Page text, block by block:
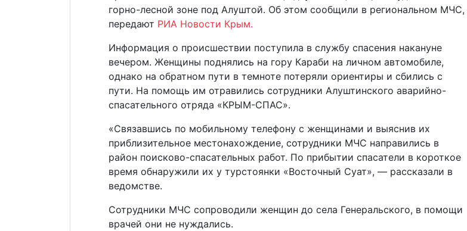
горно-лесной зоне под Алуштой. Об этом сообщили в региональном МЧС,
передают РИА Новости Крым.
Информация о происшествии поступила в службу спасения накануне
вечером. Женщины поднялись на гору Караби на личном автомобиле,
однако на обратном пути в темноте потеряли ориентиры и сбились с
пути. На помощь им отравились сотрудники Алуштинского аварийно-
спасательного отряда «КРЫМ-СПАС».
«Связавшись по мобильному телефону с женщинами и выяснив их
приблизительное местонахождение, сотрудники МЧС направились в
район поисково-спасательных работ. По прибытии спасатели в короткое
время обнаружили их у турстоянки «Восточный Суат», — рассказали в
ведомстве.
Сотрудники МЧС сопроводили женщин до села Генеральского, в помощи
врачей они не нуждались.